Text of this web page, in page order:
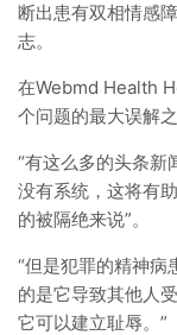
断出患有双相情感
志。
在Webmd Health
个问题的最大误解
“有这么多的头条新
没有系统，这将有
的被隔绝来说”。
“但是犯罪的精神病
的是它导致其他人
它可以建立耻辱。”